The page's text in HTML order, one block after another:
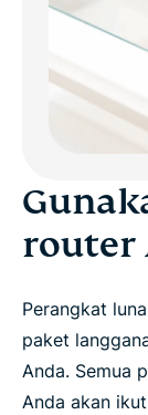
router
Perangkat
paket
Anda. Semua
Anda akan